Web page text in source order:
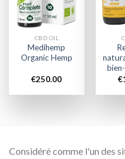
CBD OIL
Medihemp
Organic Hemp
€250.00
€
Considéré comme l'un des